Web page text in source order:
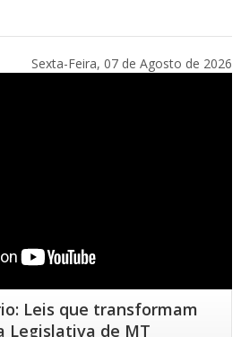
Sexta-Feira, 07 de Agosto de 2026
Leis que transformam
Legislativa de MT